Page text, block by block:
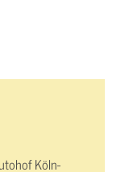
Köln-